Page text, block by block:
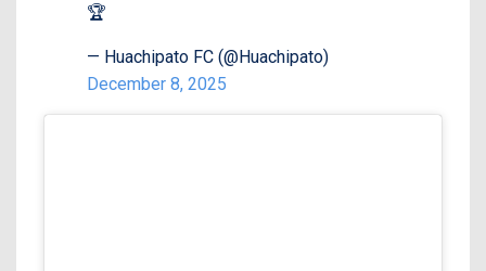
🏆
— Huachipato FC (@Huachipato)
December 8, 2025